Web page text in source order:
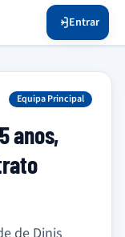
Entrar
Equipa Principal
anos,